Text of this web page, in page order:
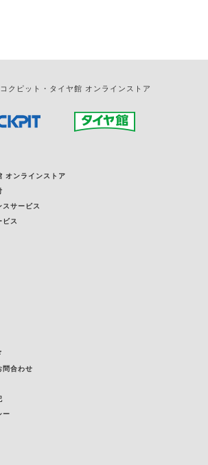
コクピット・タイヤ館 オンラインストア
オンラインストア
スサービス
ビス
問合わせ
ー